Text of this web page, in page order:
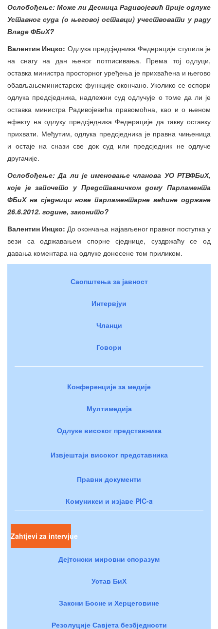
Ослобођење: Може ли Десница Радивојевић прије одлуке
Уставног суда (о његовој оставци) учествовати у раду
Владе ФБиХ?
Валентин Инцко: Одлука предсједника Федерације ступила је
на снагу на дан њеног потписивања. Према тој одлуци,
оставка министра просторног уређења је прихваћена и његово
обављањеминистарске функције окончано. Уколико се оспори
одлука предсједника, надлежни суд одлучује о томе да ли је
оставка министра Радивојевића правомоћна, као и о њеном
ефекту на одлуку предсједника Федерације да такву оставку
прихвати. Међутим, одлука предсједника је правна чињеница
и остаје на снази све док суд или предсједник не одлуче
другачије.
Ослобођење: Да ли је именовање чланова УО РТВФБиХ,
које је започето у Представничком дому Парламента
ФБиХ на сједници нове парламентарне већине одржане
26.6.2012. године, законито?
Валентин Инцко: До окончања најављеног правног поступка у
вези са одржавањем спорне сједнице, суздржаћу се од
давања коментара на одлуке донесене том приликом.
Саопштења за јавност
Интервјуи
Чланци
Говори
Конференције за медије
Мултимедија
Одлуке високог представника
Извјештаји високог представника
Правни документи
Комуникеи и изјаве PIC-a
Zahtjevi za intervjue
Дејтонски мировни споразум
Устав БиХ
Закони Босне и Херцеговине
Резолуције Савјета безбједности